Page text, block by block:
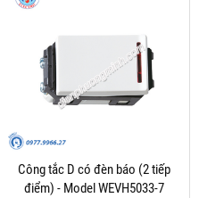
Công tắc D có đèn báo (2 tiếp
điểm) - Model WEVH5033-7